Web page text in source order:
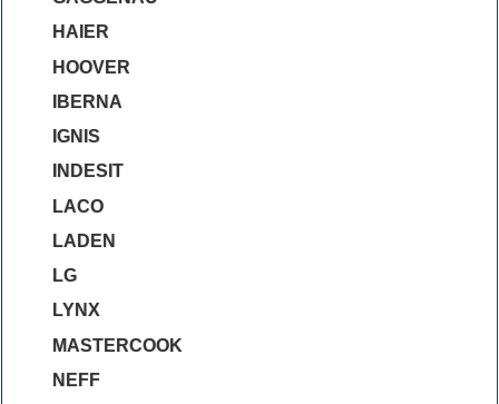
HAIER
HOOVER
IBERNA
IGNIS
INDESIT
LACO
LADEN
LG
LYNX
MASTERCOOK
NEFF